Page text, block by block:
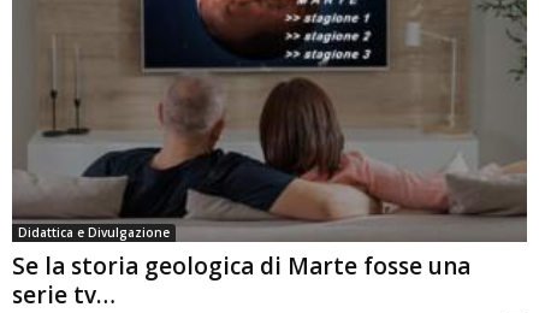
Didattica e Divulgazione
Se la storia geologica di Marte fosse una
serie tv…